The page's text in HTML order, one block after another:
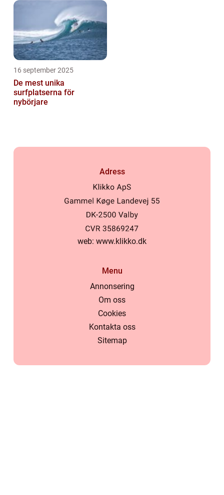
16 september 2025
De mest unika
surfplatserna för
nybörjare
Adress
web: www.klikko.dk
Menu
Annonsering
Om oss
Cookies
Kontakta oss
Sitemap